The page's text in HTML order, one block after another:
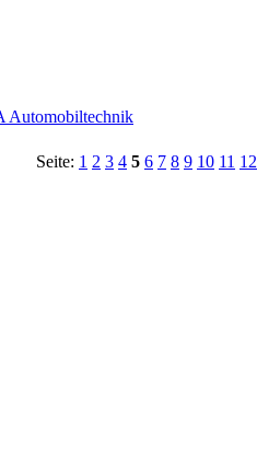
Automobiltechnik
Seite: 1 2 3 4 5 6 7 8 9 10 11 12